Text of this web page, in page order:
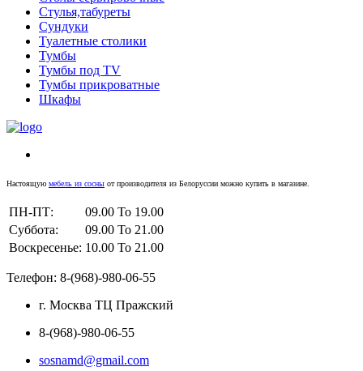
Стулья,табуреты
Сундуки
Туалетные столики
Тумбы
Тумбы под TV
Тумбы прикроватные
Шкафы
Настоящую мебель из сосны от производителя из Белоруссии можно купить в магазине.
ПН-ПТ:
09.00 To 19.00
Суббота:
09.00 To 21.00
Воскресенье: 10.00 To 21.00
Телефон: 8-(968)-980-06-55
г. Москва ТЦ Пражский
8-(968)-980-06-55
sosnamd@gmail.com